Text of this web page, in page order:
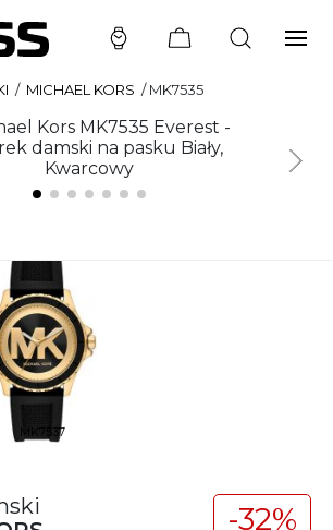
/ MICHAEL KORS /MK7535
MK7537
-32%